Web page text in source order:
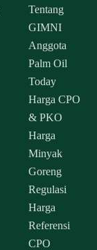
Tentang
GIMNI
Anggota
Palm Oil
Today
Harga CPO
& PKO
Harga
Minyak
Goreng
Regulasi
Harga
Referensi
CPO